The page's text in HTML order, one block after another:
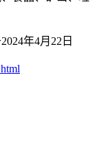
年4月22日